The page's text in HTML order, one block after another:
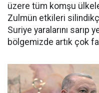
üzere tüm komşu
Zulmün etkileri
Suriye yaralarını sarıp
bölgemizde artık çok